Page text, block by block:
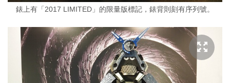
錶上有「2017 LIMITED」的限量版標記，錶背則刻有序列號。